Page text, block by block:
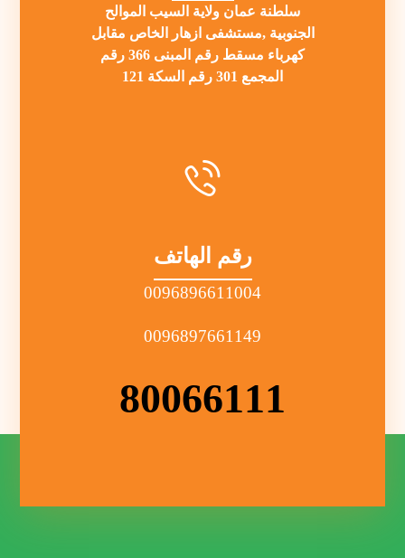
سلطنة عمان ولاية السيب الموالح
الجنوبية ,مستشفى ازهار الخاص مقابل
كهرباء مسقط رقم المبنى 366 رقم
المجمع 301 رقم السكة 121
رقم الهاتف
0096896611004
0096897661149
80066111